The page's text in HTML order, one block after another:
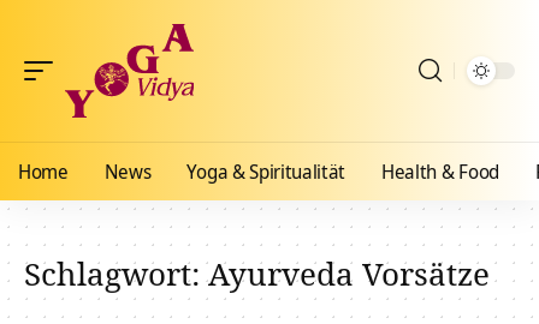
Home News Yoga & Spiritualität Health & Food
Schlagwort:Ayurveda Vorsätze